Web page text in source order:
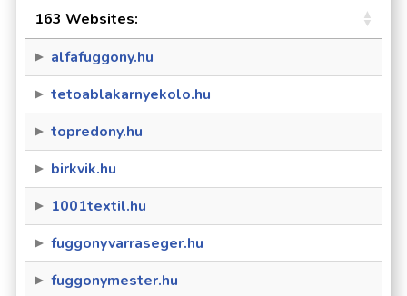
163 Websites:
alfafuggony.hu
tetoablakarnyekolo.hu
topredony.hu
birkvik.hu
1001textil.hu
fuggonyvarraseger.hu
fuggonymester.hu